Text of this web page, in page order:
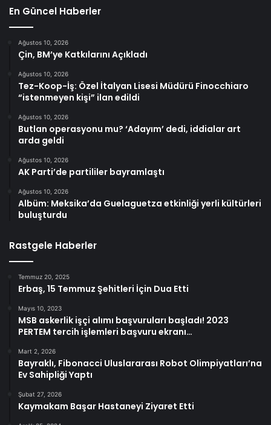
En Güncel Haberler
Ağustos 10, 2026
Çin, BM’ye Katkılarını Açıkladı
Ağustos 10, 2026
Tez-Koop-İş: Özel İtalyan Lisesi Müdürü Finocchiaro
“istenmeyen kişi” ilan edildi
Ağustos 10, 2026
Butlan operasyonu mu? ‘Adayım’ dedi, iddialar art
arda geldi
Ağustos 10, 2026
AK Parti’de partililer bayramlaştı
Ağustos 10, 2026
Albüm: Meksika’da Guelaguetza etkinliği yerli kültürleri
buluşturdu
Rastgele Haberler
Temmuz 20, 2025
Erbaş, 15 Temmuz Şehitleri İçin Dua Etti
Mayıs 10, 2023
MSB askerlik işçi alımı başvuruları başladı! 2023
PERTEM tercih işlemleri başvuru ekranı…
Mart 2, 2026
Bayraklı, Fibonacci Uluslararası Robot Olimpiyatları’na
Ev Sahipliği Yaptı
Şubat 27, 2026
Kaymakam Başar Hastaneyi Ziyaret Etti